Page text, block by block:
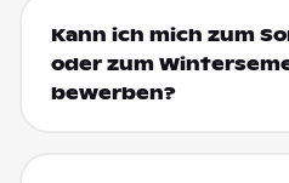
Kann ich mich zum
oder zum
bewerben?